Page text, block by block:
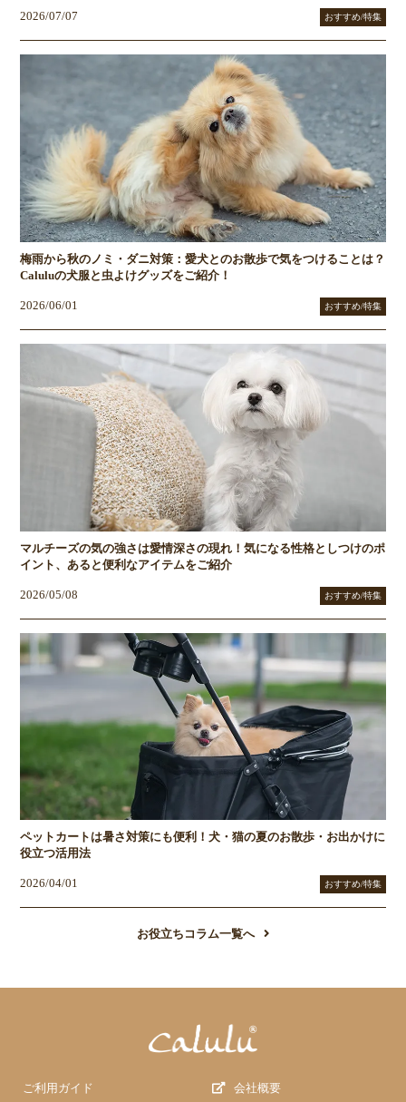
2026/07/07 おすすめ/特集
梅雨から秋のノミ・ダニ対策：愛犬とのお散歩で気をつけることは？
Caluluの犬服と虫よけグッズをご紹介！
2026/06/01 おすすめ/特集
マルチーズの気の強さは愛情深さの現れ！気になる性格としつけのポ
イント、あると便利なアイテムをご紹介
2026/05/08 おすすめ/特集
ペットカートは暑さ対策にも便利！犬・猫の夏のお散歩・お出かけに
役立つ活用法
2026/04/01 おすすめ/特集
お役立ちコラム一覧へ
ご利用ガイド 会社概要